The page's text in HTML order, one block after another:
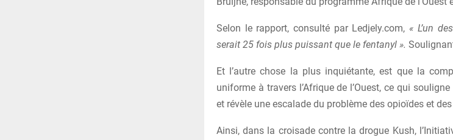
Selon le rapport, consulté par Ledjely.com, « L’un
serait 25 fois plus puissant que le fentanyl ».
Et l’autre chose la plus inquiétante, est que la
uniforme à travers l’Afrique de l’Ouest, ce qui
et révèle une escalade du problème des opioïdes et
Ainsi, dans la croisade contre la drogue Kush,